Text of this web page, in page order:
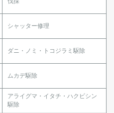
シャッター修理
ダニ・ノミ・トコジラミ駆除
ムカデ駆除
アライグマ・イタチ・ハクビシン
駆除